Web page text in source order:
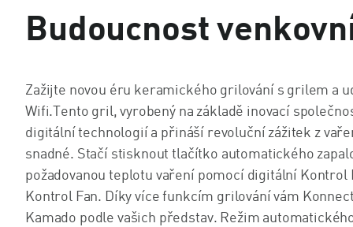
Budoucnost
Zažijte novou éru keramického grilování s grilem a
Wifi.Tento gril, vyrobený na základě inovací
digitální technologií a přináší revoluční zážitek z
snadné. Stačí stisknout tlačítko automatického
požadovanou teplotu vaření pomocí digitální Kontrol
Kontrol Fan. Díky více funkcím grilování vám
Kamado podle vašich představ. Režim